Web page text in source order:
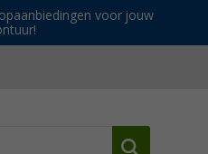
voor jouw